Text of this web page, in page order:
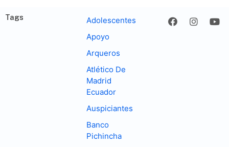
Tags
Adolescentes
Apoyo
Arqueros
Atlético De
Madrid
Ecuador
Auspiciantes
Banco
Pichincha